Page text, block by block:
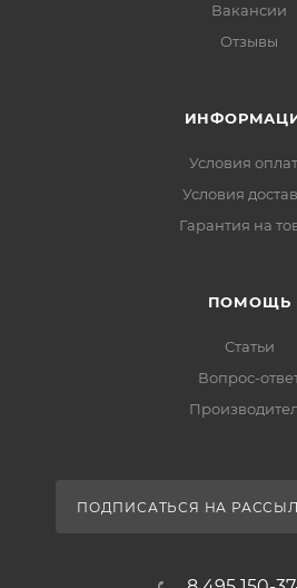
Вакансии
Отзывы
Условия
Условия
Гарантия на
ПОМОЩЬ
Статьи
Вопрос-
ПОДПИСАТЬСЯ НА